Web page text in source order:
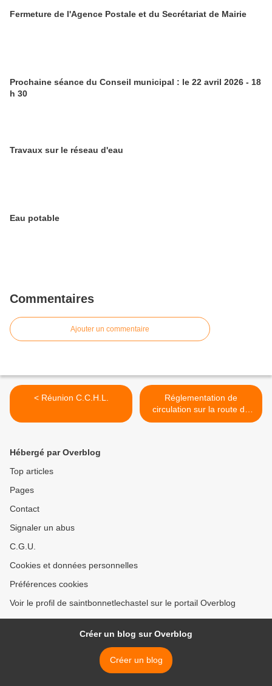
Fermeture de l'Agence Postale et du Secrétariat de Mairie
Prochaine séance du Conseil municipal : le 22 avril 2026 - 18
h 30
Travaux sur le réseau d'eau
Eau potable
Commentaires
Ajouter un commentaire
< Réunion C.C.H.L.
Réglementation de
circulation sur la route du
Montel >
Hébergé par Overblog
Top articles
Pages
Contact
Signaler un abus
C.G.U.
Cookies et données personnelles
Préférences cookies
Voir le profil de saintbonnetlechastel sur le portail Overblog
Créer un blog sur Overblog
Créer un blog